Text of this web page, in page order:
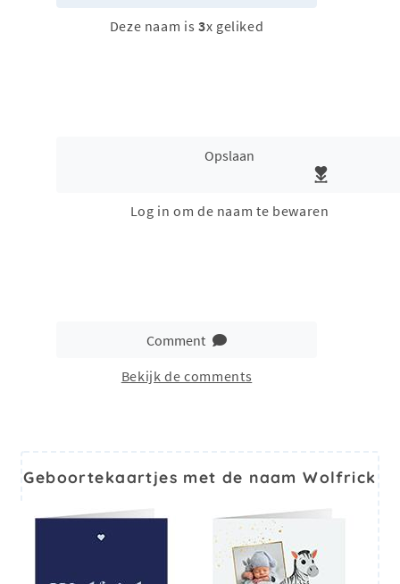
Deze naam is 3x geliked
Opslaan
Log in om de naam te bewaren
Comment
Bekijk de comments
Geboortekaartjes met de naam Wolfrick